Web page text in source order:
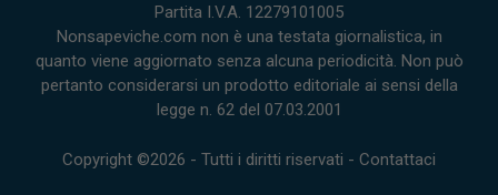
Partita I.V.A. 12279101005
Nonsapeviche.com non è una testata giornalistica, in
quanto viene aggiornato senza alcuna periodicità. Non può
pertanto considerarsi un prodotto editoriale ai sensi della
legge n. 62 del 07.03.2001
Copyright ©2026 - Tutti i diritti riservati - Contattaci